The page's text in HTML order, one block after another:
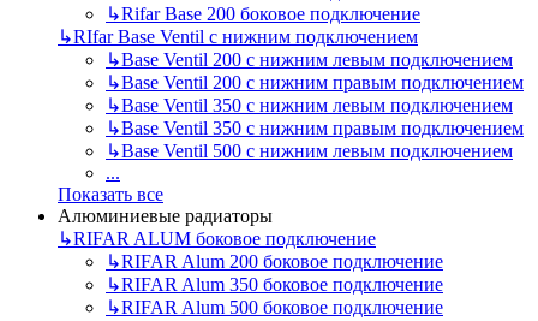
↳Rifar Base 200 боковое подключение
↳RIfar Base Ventil с нижним подключением
↳Base Ventil 200 с нижним левым подключением
↳Base Ventil 200 с нижним правым подключением
↳Base Ventil 350 с нижним левым подключением
↳Base Ventil 350 с нижним правым подключением
↳Base Ventil 500 с нижним левым подключением
...
Показать все
Алюминиевые радиаторы
↳RIFAR ALUM боковое подключение
↳RIFAR Alum 200 боковое подключение
↳RIFAR Alum 350 боковое подключение
↳RIFAR Alum 500 боковое подключение